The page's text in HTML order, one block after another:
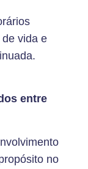
vida e
entre
no